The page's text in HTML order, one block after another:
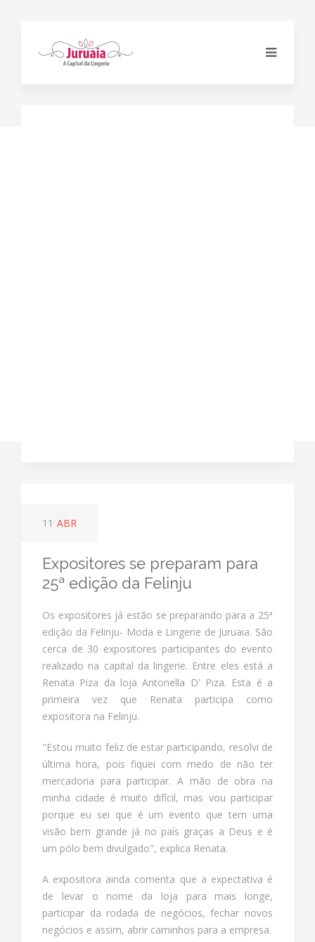
11 ABR
Expositores se preparam para
25ª edição da Felinju
Os expositores já estão se preparando para a 25ª
edição da Felinju- Moda e Lingerie de Juruaia. São
cerca de 30 expositores participantes do evento
realizado na capital da lingerie. Entre eles está a
Renata Piza da loja Antonella D' Piza. Esta é a
primeira vez que Renata participa como
expositora na Felinju.
"Estou muito feliz de estar participando, resolvi de
última hora, pois fiquei com medo de não ter
mercadoria para participar. A mão de obra na
minha cidade é muito difícil, mas vou participar
porque eu sei que é um evento que tem uma
visão bem grande já no país graças a Deus e é
um pólo bem divulgado", explica Renata.
A expositora ainda comenta que a expectativa é
de levar o nome da loja para mais longe,
participar da rodada de negócios, fechar novos
negócios e assim, abrir caminhos para a empresa.